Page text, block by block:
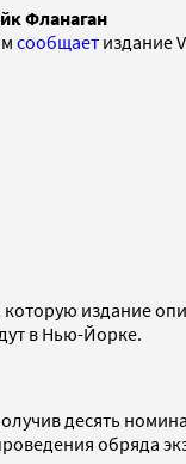
Фланаган
сообщает издание
издание
в Нью-Йорке.
десять
обряда